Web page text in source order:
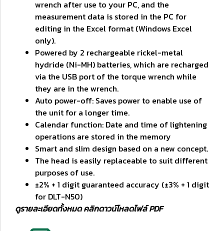
wrench after use to your PC, and the
measurement data is stored in the PC for
editing in the Excel format (Windows Excel
only).
Powered by 2 rechargeable rickel-metal
hydride (Ni-MH) batteries, which are recharged
via the USB port of the torque wrench while
they are in the wrench.
Auto power-off: Saves power to enable use of
the unit for a longer time.
Calendar function: Date and time of lightening
operations are stored in the memory
Smart and slim design based on a new concept.
The head is easily replaceable to suit different
purposes of use.
±2% + 1 digit guaranteed accuracy (±3% + 1 digit
for DLT-N50)
ดูรายละเอียดทั้งหมด คลิกดาวน์โหลดไฟล์ PDF